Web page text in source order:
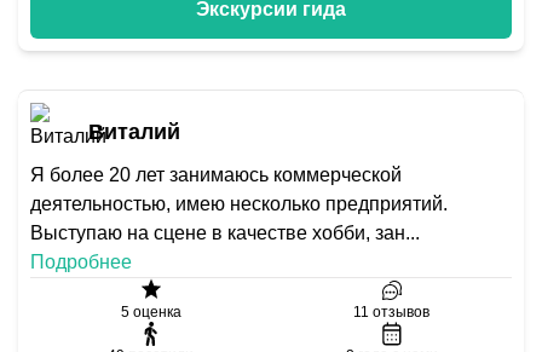
Экскурсии гида
Виталий
Я более 20 лет занимаюсь коммерческой
деятельностью, имею несколько предприятий.
Выступаю на сцене в качестве хобби, зан...
Подробнее
5оценка 11 отзывов